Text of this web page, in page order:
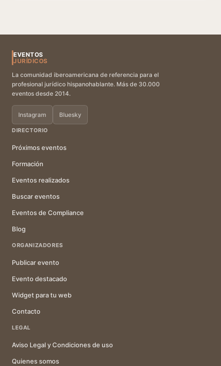
EVENTOS
JURÍDICOS
La comunidad iberoamericana de referencia para el
profesional jurídico hispanohablante. Más de 30.000
eventos desde 2014.
Instagram Bluesky
DIRECTORIO
Próximos eventos
Formación
Eventos realizados
Buscar eventos
Eventos de Compliance
Blog
ORGANIZADORES
Publicar evento
Evento destacado
Widget para tu web
Contacto
LEGAL
Aviso Legal y Condiciones de uso
Quienes somos